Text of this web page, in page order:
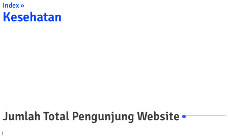
Index »
Kesehatan
Jumlah Total Pengunjung Website